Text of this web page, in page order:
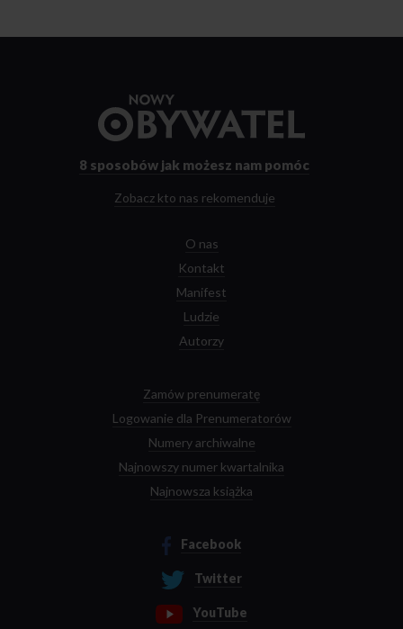
strony
8 sposobów jak możesz nam pomóc
Zobacz kto nas rekomenduje
O nas
Kontakt
Manifest
Ludzie
Autorzy
Zamów prenumeratę
Logowanie dla Prenumeratorów
Numery archiwalne
Najnowszy numer kwartalnika
Najnowsza książka
Facebook
Twitter
YouTube